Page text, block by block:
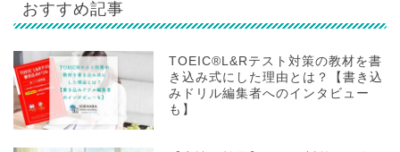
おすすめ記事
TOEIC®L&Rテスト対策の教材を書
き込み式にした理由とは？【書き込
みドリル編集者へのインタビュー
も】